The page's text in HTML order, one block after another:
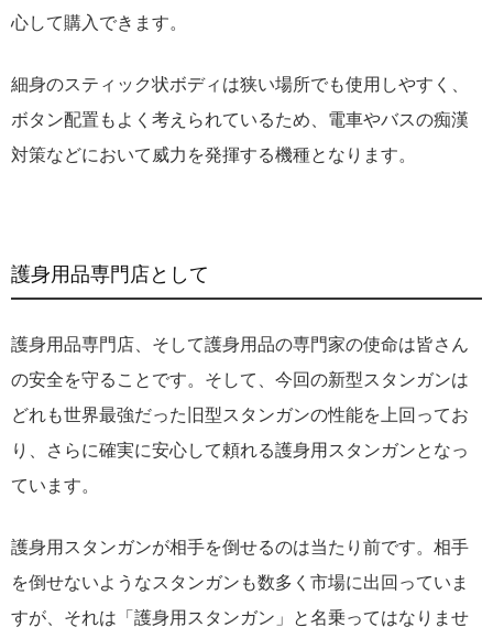
心して購入できます。
細身のスティック状ボディは狭い場所でも使用しやすく、
ボタン配置もよく考えられているため、電車やバスの痴漢
対策などにおいて威力を発揮する機種となります。
護身用品専門店として
護身用品専門店、そして護身用品の専門家の使命は皆さん
の安全を守ることです。そして、今回の新型スタンガンは
どれも世界最強だった旧型スタンガンの性能を上回ってお
り、さらに確実に安心して頼れる護身用スタンガンとなっ
ています。
護身用スタンガンが相手を倒せるのは当たり前です。相手
を倒せないようなスタンガンも数多く市場に出回っていま
すが、それは「護身用スタンガン」と名乗ってはなりませ